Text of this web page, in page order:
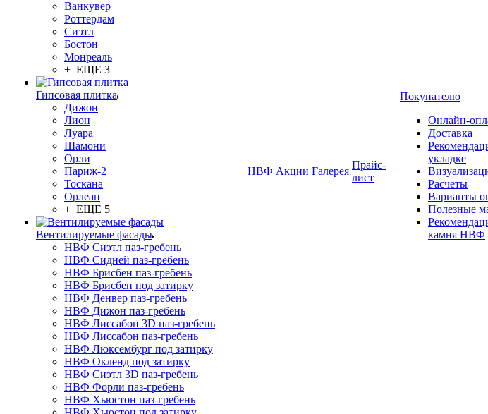
Ванкувер
Роттердам
Сиэтл
Бостон
Монреаль
+ ЕЩЕ 3
Гипсовая плитка
Дижон
Лион
Луара
Шамони
Орли
Париж-2
Тоскана
Орлеан
+ ЕЩЕ 5
Вентилируемые фасады
НВФ Сиэтл паз-гребень
НВФ Сидней паз-гребень
НВФ Брисбен паз-гребень
НВФ Брисбен под затирку
НВФ Денвер паз-гребень
НВФ Дижон паз-гребень
НВФ Лиссабон 3D паз-гребень
НВФ Лиссабон паз-гребень
НВФ Люксембург под затирку
НВФ Окленд под затирку
НВФ Сиэтл 3D паз-гребень
НВФ Форли паз-гребень
НВФ Хьюстон паз-гребень
НВФ Акции Галерея
Прайс-
лист
Покупателю
Онлайн-
Доставка
укладке
Расчеты
Варианты
Полезные
камня НВФ